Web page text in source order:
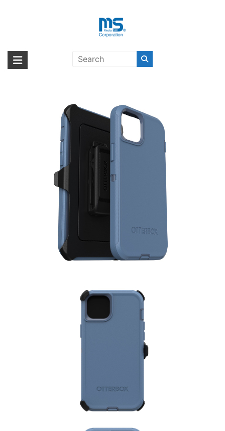
海外輸入ブランド商品｜株式会社
海外事業部が取り揃えている海外輸入商品には、日本では珍しい「海外ブ
ランド」をはじめ「ユニークな商品」「機能的な商品」「コストパフォー
Baby Blue Jeans